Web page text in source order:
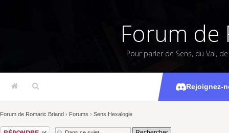
Forum de
Pour parler de Sens, du Val,
Rejoignez-
Sens
Forum de Romaric Briand › Forums › Sens Hexalogie
Répondre